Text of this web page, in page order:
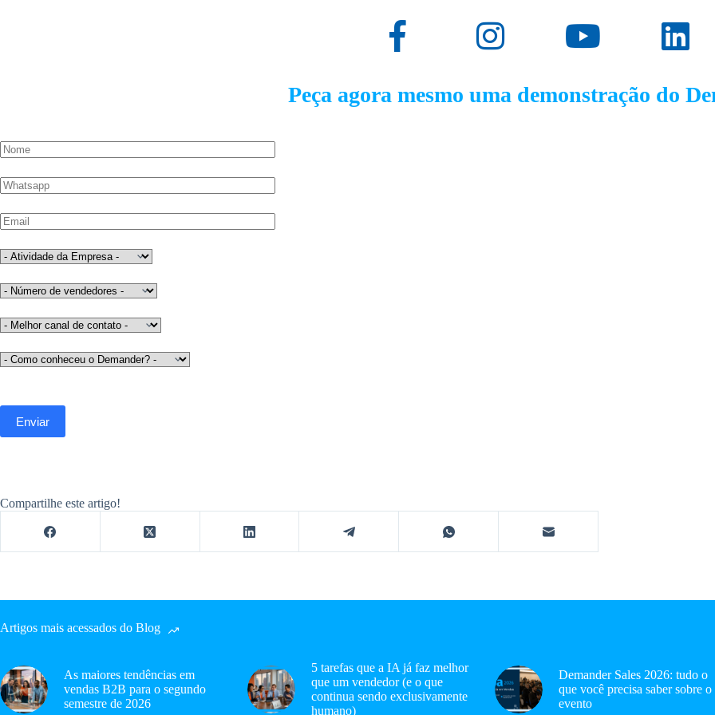
Peça agora mesmo uma demonstração do
Compartilhe este artigo!
Artigos mais acessados do Blog
As maiores tendências em
vendas B2B para o segundo
semestre de 2026
5 tarefas que a IA já faz melhor
que um vendedor (e o que
continua sendo exclusivamente
humano)
Demander Sales 2026: tudo o
que você precisa saber sobre o
evento